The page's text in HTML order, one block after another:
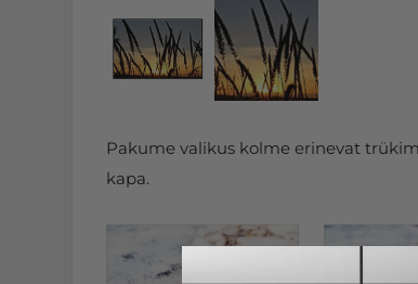
Pakume valikus kolme erinevat
kapa.